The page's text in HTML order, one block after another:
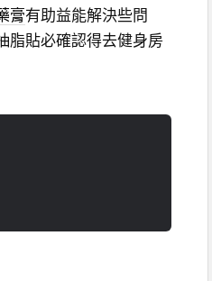
膏有助益能解決些問
脂貼必確認得去健身房